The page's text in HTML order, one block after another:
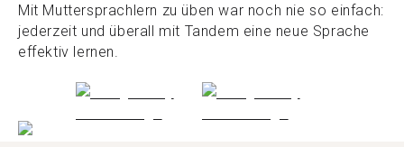
Mit Muttersprachlern zu üben war noch nie so einfach:
jederzeit und überall mit Tandem eine neue Sprache
effektiv lernen.